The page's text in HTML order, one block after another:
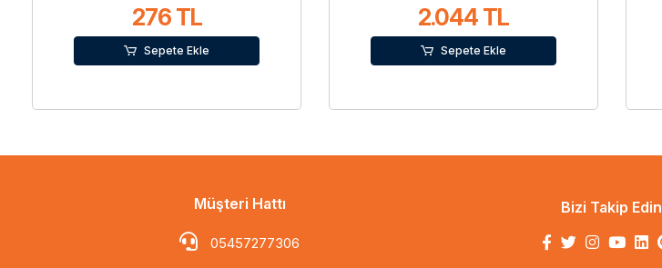
276 TL
Sepete Ekle
2.044 TL
Sepete Ekle
Müşteri Hattı
05457277306
Bizi Takip Edin